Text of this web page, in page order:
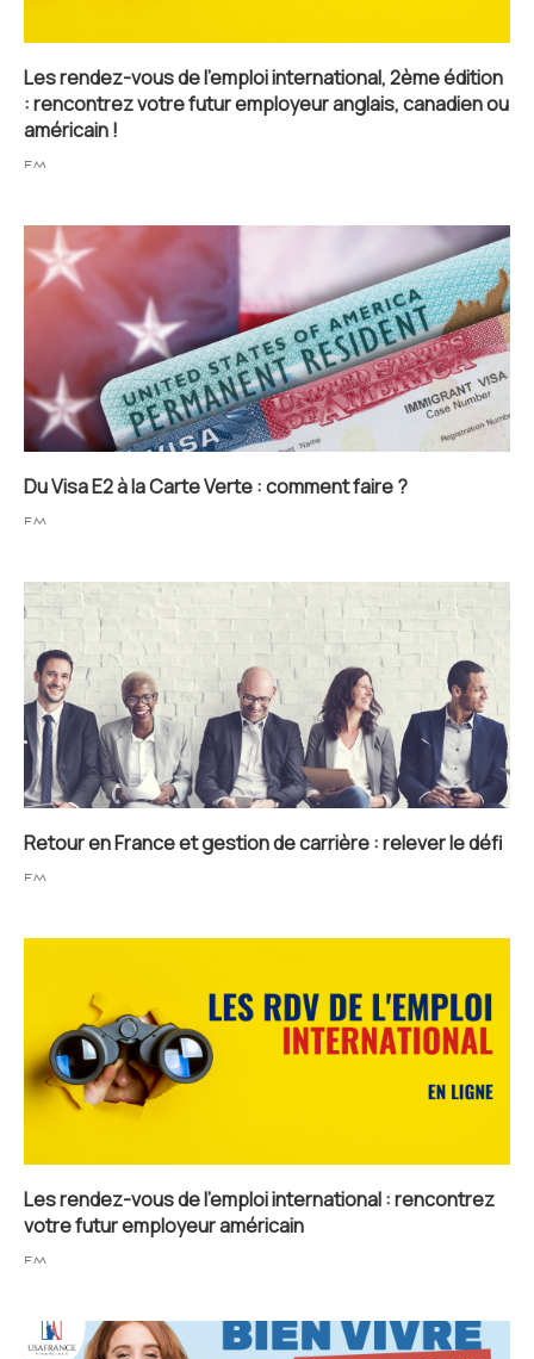
Les rendez-vous de l’emploi international, 2ème édition
: rencontrez votre futur employeur anglais, canadien ou
américain !
FM
Du Visa E2 à la Carte Verte : comment faire ?
FM
Retour en France et gestion de carrière : relever le défi
FM
Les rendez-vous de l’emploi international : rencontrez
votre futur employeur américain
FM